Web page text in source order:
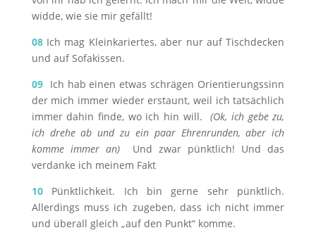
widde, wie sie mir gefällt!
08Ich mag Kleinkariertes, aber nur auf Tischdecken
und auf Sofakissen.
09Ich hab einen etwas schrägen Orientierungssinn
der mich immer wieder erstaunt, weil ich tatsächlich
immer dahin finde, wo ich hin will.(Ok, ich gebe zu,
ich drehe ab und zu ein paar Ehrenrunden, aber ich
komme immer an)Und zwar pünktlich! Und das
verdanke ich meinem Fakt
10Pünktlichkeit. Ich bin gerne sehr pünktlich.
Allerdings muss ich zugeben, dass ich nicht immer
und überall gleich „auf den Punkt“ komme.